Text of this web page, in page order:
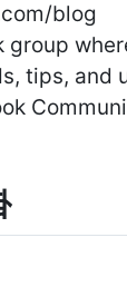
blog
group
tips, and